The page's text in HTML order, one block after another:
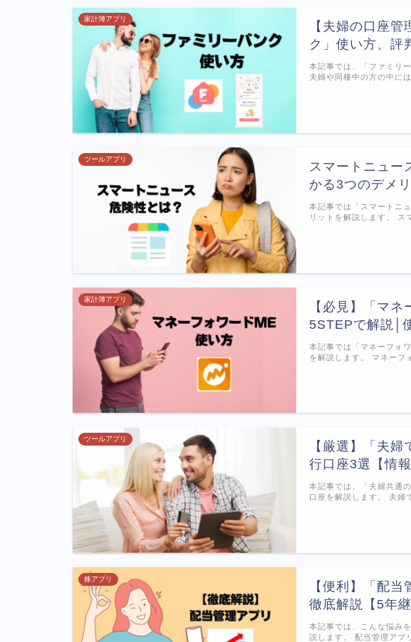
家計簿アプリ
【夫婦の口座
ク」使い方、評
本記事では、「ファミリ
夫婦や同棲中の方の中に
ツールアプリ
スマートニュー
かる3つのデメ
本記事では「スマートニ
リットを解説します。 ス
家計簿アプリ
【必見】「マ
5STEPで解説│
本記事では「マネーフォ
を解説します。 マネーフ
ツールアプリ
【厳選】「夫
行口座3選【情
本記事では、「夫婦共通
口座を解説します。 夫婦
株アプリ
【便利】「配
徹底解説【5年継
本記事では、こんな悩み
説します。 配当管理アプ